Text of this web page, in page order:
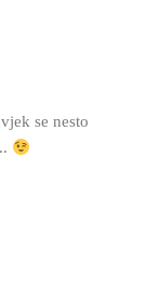
se nesto